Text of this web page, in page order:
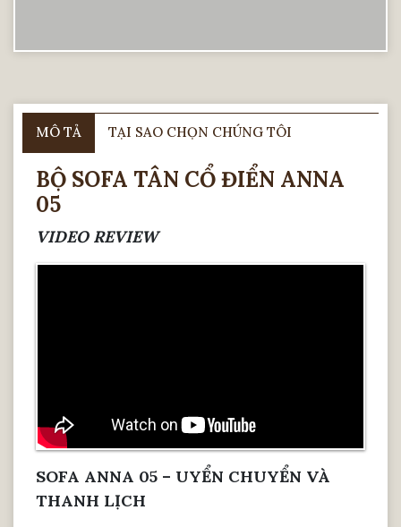
MÔ TẢ TẠI SAO CHỌN CHÚNG TÔI
BỘ SOFA TÂN CỔ ĐIỂN ANNA
05
VIDEO REVIEW
SOFA ANNA 05 – UYỂN CHUYỂN VÀ
THANH LỊCH